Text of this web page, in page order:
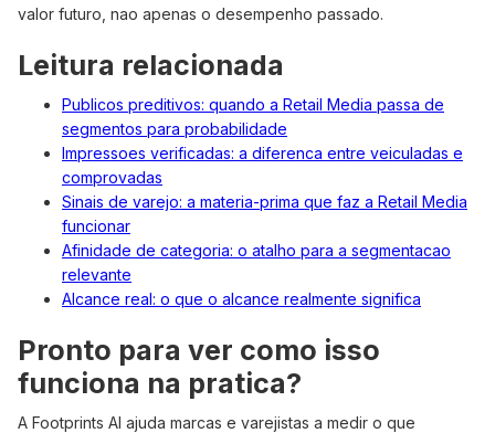
valor futuro, nao apenas o desempenho passado.
Leitura relacionada
Publicos preditivos: quando a Retail Media passa de
segmentos para probabilidade
Impressoes verificadas: a diferenca entre veiculadas e
comprovadas
Sinais de varejo: a materia-prima que faz a Retail Media
funcionar
Afinidade de categoria: o atalho para a segmentacao
relevante
Alcance real: o que o alcance realmente significa
Pronto para ver como isso
funciona na pratica?
A Footprints AI ajuda marcas e varejistas a medir o que